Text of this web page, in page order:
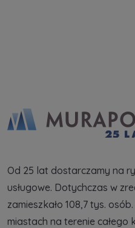
Od 25 lat dostarczamy na
usługowe. Dotychczas w
zamieszkało 108,7 tys.
miastach na terenie całego